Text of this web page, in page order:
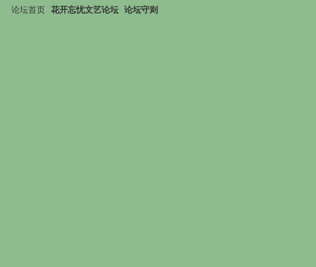
论坛首页 花开忘忧文艺论坛 论坛守则